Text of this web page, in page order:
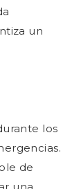
un
los
de